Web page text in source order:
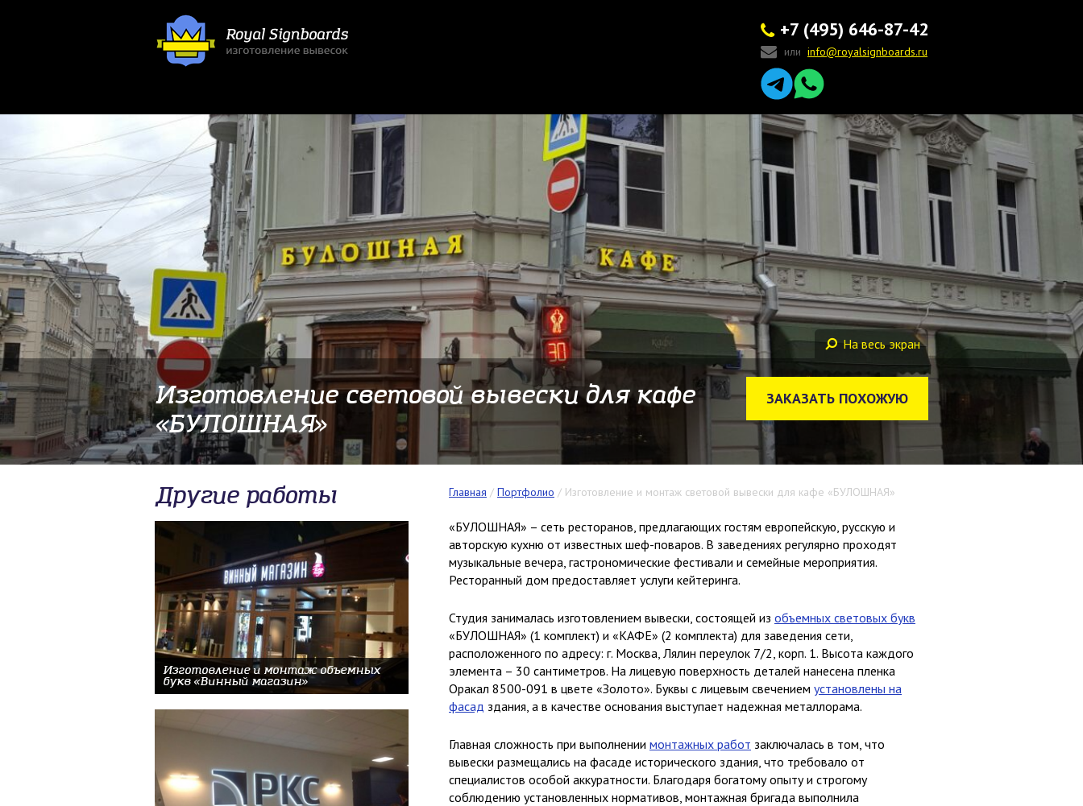
+7 (495) 646-87-42
или info@royalsignboards.ru
На весь экран
ЗАКАЗАТЬ ПОХОЖУЮ
Изготовление световой вывески для кафе
«БУЛОШНАЯ»
Главная / Портфолио / Изготовление и монтаж световой вывески для кафе «БУЛОШНАЯ»
«БУЛОШНАЯ» – сеть ресторанов, предлагающих гостям европейскую, русскую и
авторскую кухню от известных шеф-поваров. В заведениях регулярно проходят
музыкальные вечера, гастрономические фестивали и семейные мероприятия.
Ресторанный дом предоставляет услуги кейтеринга.
Студия занималась изготовлением вывески, состоящей из объемных световых букв
«БУЛОШНАЯ» (1 комплект) и «КАФЕ» (2 комплекта) для заведения сети,
расположенного по адресу: г. Москва, Лялин переулок 7/2, корп. 1. Высота каждого
элемента – 30 сантиметров. На лицевую поверхность деталей нанесена пленка
Оракал 8500-091 в цвете «Золото». Буквы с лицевым свечением установлены на
фасад здания, а в качестве основания выступает надежная металлорама.
Главная сложность при выполнении монтажных работ заключалась в том, что
вывески размещались на фасаде исторического здания, что требовало от
специалистов особой аккуратности. Благодаря богатому опыту и строгому
соблюдению установленных нормативов, монтажная бригада выполнила
Другие работы
Изготовление и монтаж объемных
букв «Винный магазин»